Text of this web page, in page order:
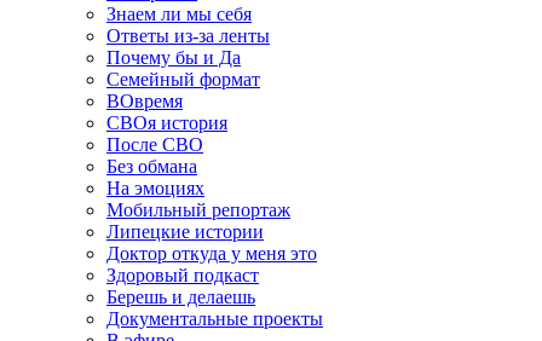
Знаем ли мы себя
Ответы из-за ленты
Почему бы и Да
Семейный формат
ВОвремя
СВОя история
После СВО
Без обмана
На эмоциях
Мобильный репортаж
Липецкие истории
Доктор откуда у меня это
Здоровый подкаст
Берешь и делаешь
Документальные проекты